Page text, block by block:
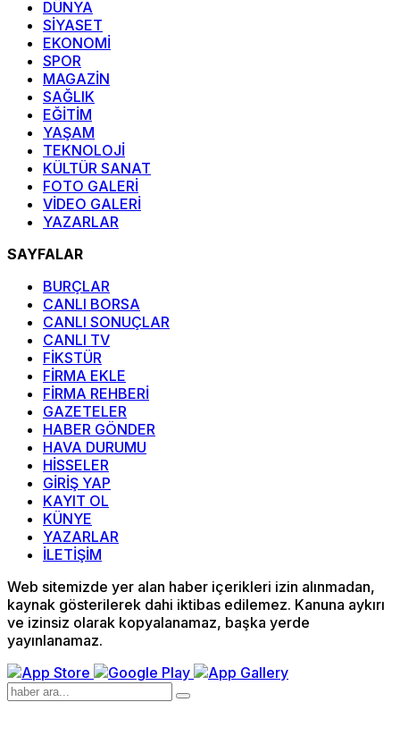
DÜNYA
SİYASET
EKONOMİ
SPOR
MAGAZİN
SAĞLIK
EĞİTİM
YAŞAM
TEKNOLOJİ
KÜLTÜR SANAT
FOTO GALERİ
VİDEO GALERİ
YAZARLAR
SAYFALAR
BURÇLAR
CANLI BORSA
CANLI SONUÇLAR
CANLI TV
FİKSTÜR
FİRMA EKLE
FİRMA REHBERİ
GAZETELER
HABER GÖNDER
HAVA DURUMU
HİSSELER
GİRİŞ YAP
KAYIT OL
KÜNYE
YAZARLAR
İLETİŞİM
Web sitemizde yer alan haber içerikleri izin alınmadan,
kaynak gösterilerek dahi iktibas edilemez. Kanuna aykırı
ve izinsiz olarak kopyalanamaz, başka yerde
yayınlanamaz.